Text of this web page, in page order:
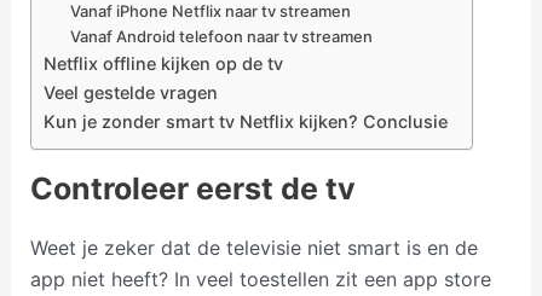
Vanaf iPhone Netflix naar tv streamen
Vanaf Android telefoon naar tv streamen
Netflix offline kijken op de tv
Veel gestelde vragen
Kun je zonder smart tv Netflix kijken? Conclusie
Controleer eerst de tv
Weet je zeker dat de televisie niet smart is en de
app niet heeft? In veel toestellen zit een app store